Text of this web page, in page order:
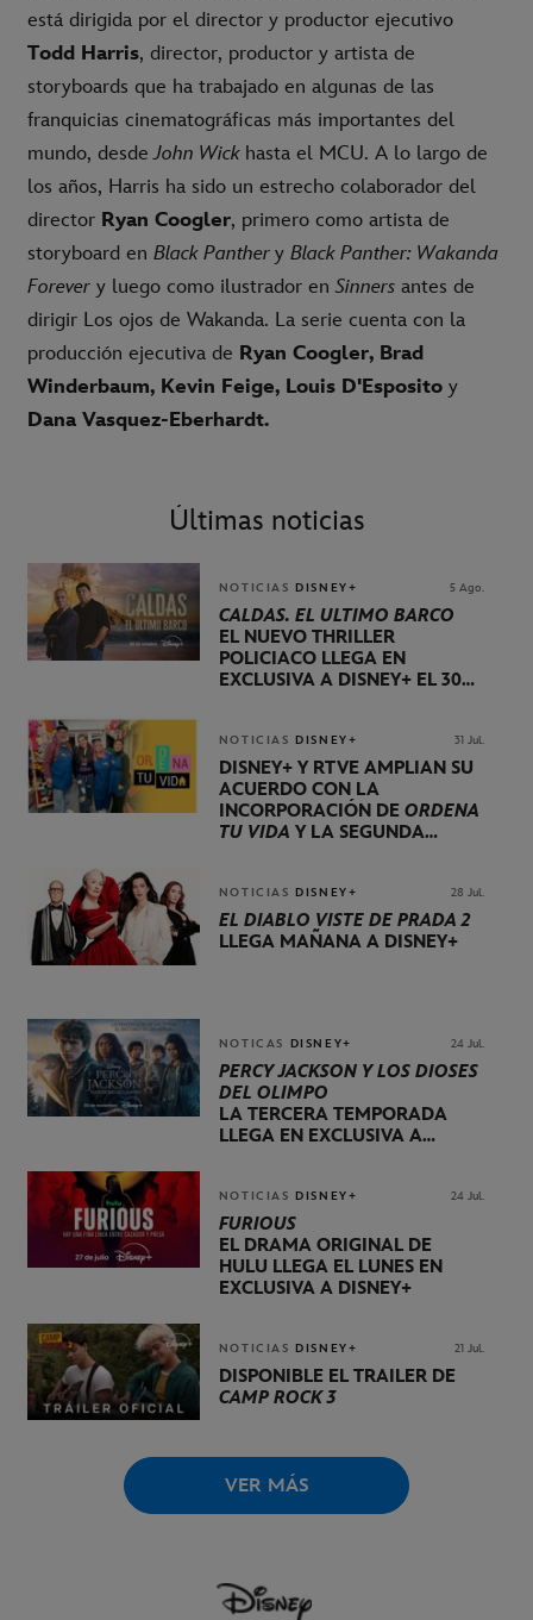
está dirigida por el director y productor ejecutivo
Todd Harris, director, productor y artista de
storyboards que ha trabajado en algunas de las
franquicias cinematográficas más importantes del
mundo, desde John Wick hasta el MCU. A lo largo de
los años, Harris ha sido un estrecho colaborador del
director Ryan Coogler, primero como artista de
storyboard en Black Panther y Black Panther: Wakanda
Forever y luego como ilustrador enSinners antes de
dirigir Los ojos de Wakanda. La serie cuenta con la
producción ejecutiva de Ryan Coogler, Brad
Winderbaum, Kevin Feige, Louis D'Esposito y
Dana Vasquez-Eberhardt.
Últimas noticias
NOTICIAS DISNEY+ 5 Ago.
CALDAS. EL ÚLTIMO BARCO
EL NUEVO THRILLER
POLICIACO LLEGA EN
EXCLUSIVA A DISNEY+ EL 30
NOTICIAS DISNEY+ 31 Jul.
DISNEY+ Y RTVE AMPLÍAN SU
ACUERDO CON LA
INCORPORACIÓN DE ORDENA
TU VIDA Y LA SEGUNDA
NOTICIAS DISNEY+ 28 Jul.
EL DIABLO VISTE DE PRADA 2
LLEGA MAÑANA A DISNEY+
NOTICAS DISNEY+ 24 Jul.
PERCY JACKSON Y LOS DIOSES
DEL OLIMPO
LA TERCERA TEMPORADA
LLEGA EN EXCLUSIVA A
NOTICIAS DISNEY+ 24 Jul.
FURIOUS
EL DRAMA ORIGINAL DE
HULU LLEGA EL LUNES EN
EXCLUSIVA A DISNEY+
NOTICIAS DISNEY+ 21 Jul.
DISPONIBLE EL TRÁILER DE
CAMP ROCK 3
VER MÁS